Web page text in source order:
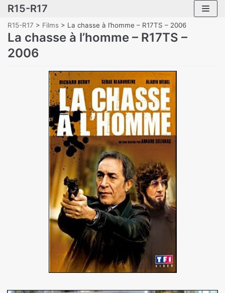
Skip
to
content
R15-R17
R15-R17 > Films > La chasse à l’homme – R17TS – 2006
La chasse à l’homme – R17TS –
2006